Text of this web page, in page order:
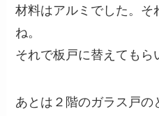
材料はアルミでした。そ
ね。
それで板戸に替えてもら
あとは２階のガラス戸の